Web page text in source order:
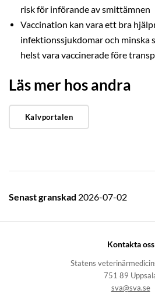
risk för införande av smittämnen
Vaccination kan vara ett bra
infektionssjukdomar och minska
helst vara vaccinerade före
Läs mer hos andra
Kalvportalen
Senast granskad 2026-07-02
Kontakta oss
Statens
751 89
sva@sva.se